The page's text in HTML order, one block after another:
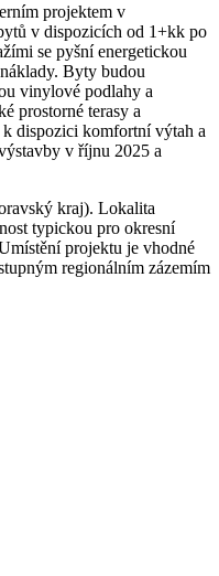
projektem v
v dispozicích od 1+kk po
se pyšní energetickou
Byty budou
vinylové podlahy a
prostorné terasy a
dispozici komfortní výtah a
v říjnu 2025 a
kraj). Lokalita
typickou pro okresní
projektu je vhodné
regionálním zázemím